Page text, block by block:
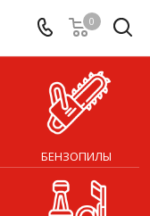
0
БЕНЗОПИЛЫ